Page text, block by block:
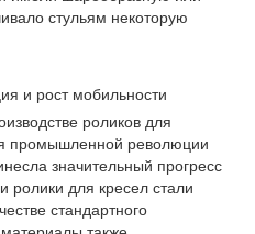
стульям некоторую
и рост мобильности
роликов для
промышленной революции
значительный прогресс
ролики для кресел стали
стандартного